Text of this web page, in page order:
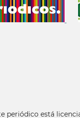
periódico está